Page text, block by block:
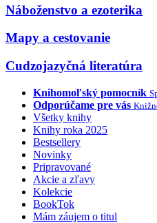
Náboženstvo a ezoterika
Mapy a cestovanie
Cudzojazyčná literatúra
Knihomoľský pomocník
Odporúčame pre vás
Všetky knihy
Knihy roka 2025
Bestsellery
Novinky
Pripravované
Akcie a zľavy
Kolekcie
BookTok
Mám záujem o titul